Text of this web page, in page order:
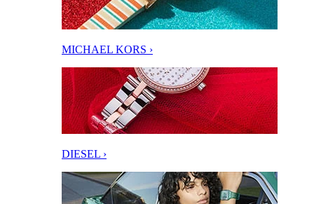
MICHAEL KORS ›
DIESEL ›